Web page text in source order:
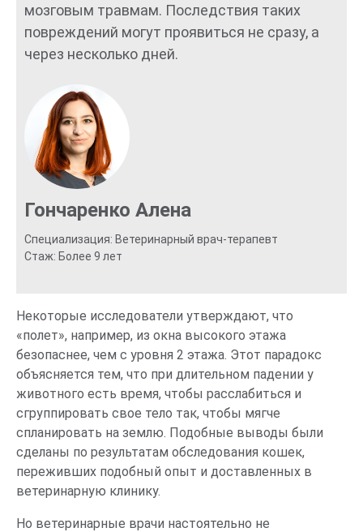
мозговым травмам. Последствия таких
повреждений могут проявиться не сразу, а
через несколько дней.
Гончаренко Алена
Специализация: Ветеринарный врач-терапевт
Стаж: Более 9 лет
Некоторые исследователи утверждают, что
«полет», например, из окна высокого этажа
безопаснее, чем с уровня 2 этажа. Этот парадокс
объясняется тем, что при длительном падении у
животного есть время, чтобы расслабиться и
сгруппировать свое тело так, чтобы мягче
спланировать на землю. Подобные выводы были
сделаны по результатам обследования кошек,
переживших подобный опыт и доставленных в
ветеринарную клинику.
Но ветеринарные врачи настоятельно не